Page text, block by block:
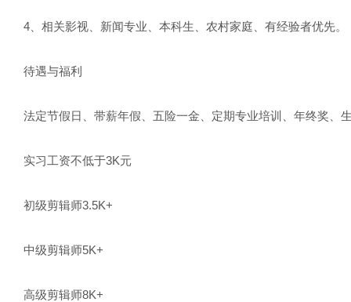
4、相关影视、新闻专业、本科生、农村家庭、有经验者优先。
待遇与福利
法定节假日、带薪年假、五险一金、定期专业培训、年终奖、
实习工资不低于3K元
初级剪辑师3.5K+
中级剪辑师5K+
高级剪辑师8K+